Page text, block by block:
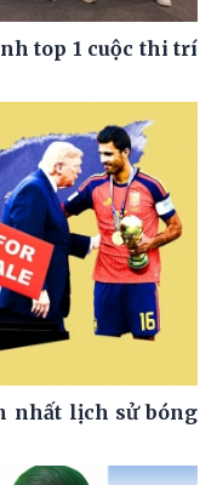
top 1 cuộc thi trí
nhất lịch sử bóng